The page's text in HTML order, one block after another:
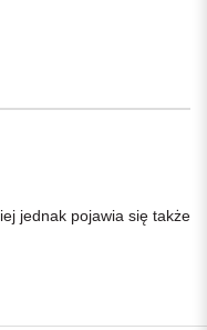
jednak pojawia się także